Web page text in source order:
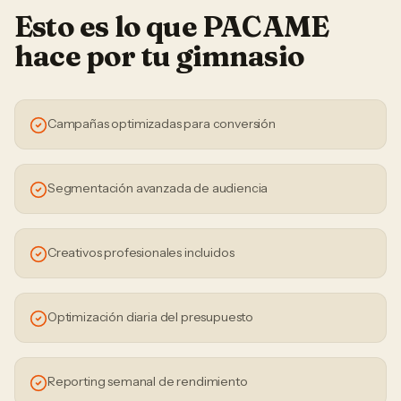
Esto es lo que PACAME
hace por tu gimnasio
Campañas optimizadas para conversión
Segmentación avanzada de audiencia
Creativos profesionales incluidos
Optimización diaria del presupuesto
Reporting semanal de rendimiento